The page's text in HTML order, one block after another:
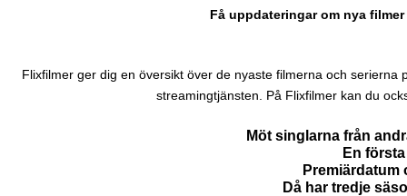
Få uppdateringar om nya
Flixfilmer ger dig en översikt över de nyaste filmerna och
streamingtjänsten. På Flixfilmer kan du
Möt singlarna från
En
Premiärdatum
Då har tredje